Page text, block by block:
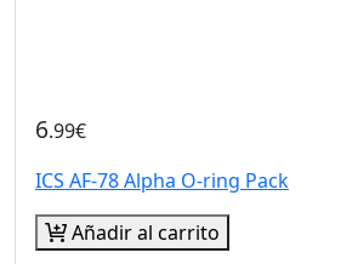
6.99€
ICS AF-78 Alpha O-ring Pack
Añadir al carrito